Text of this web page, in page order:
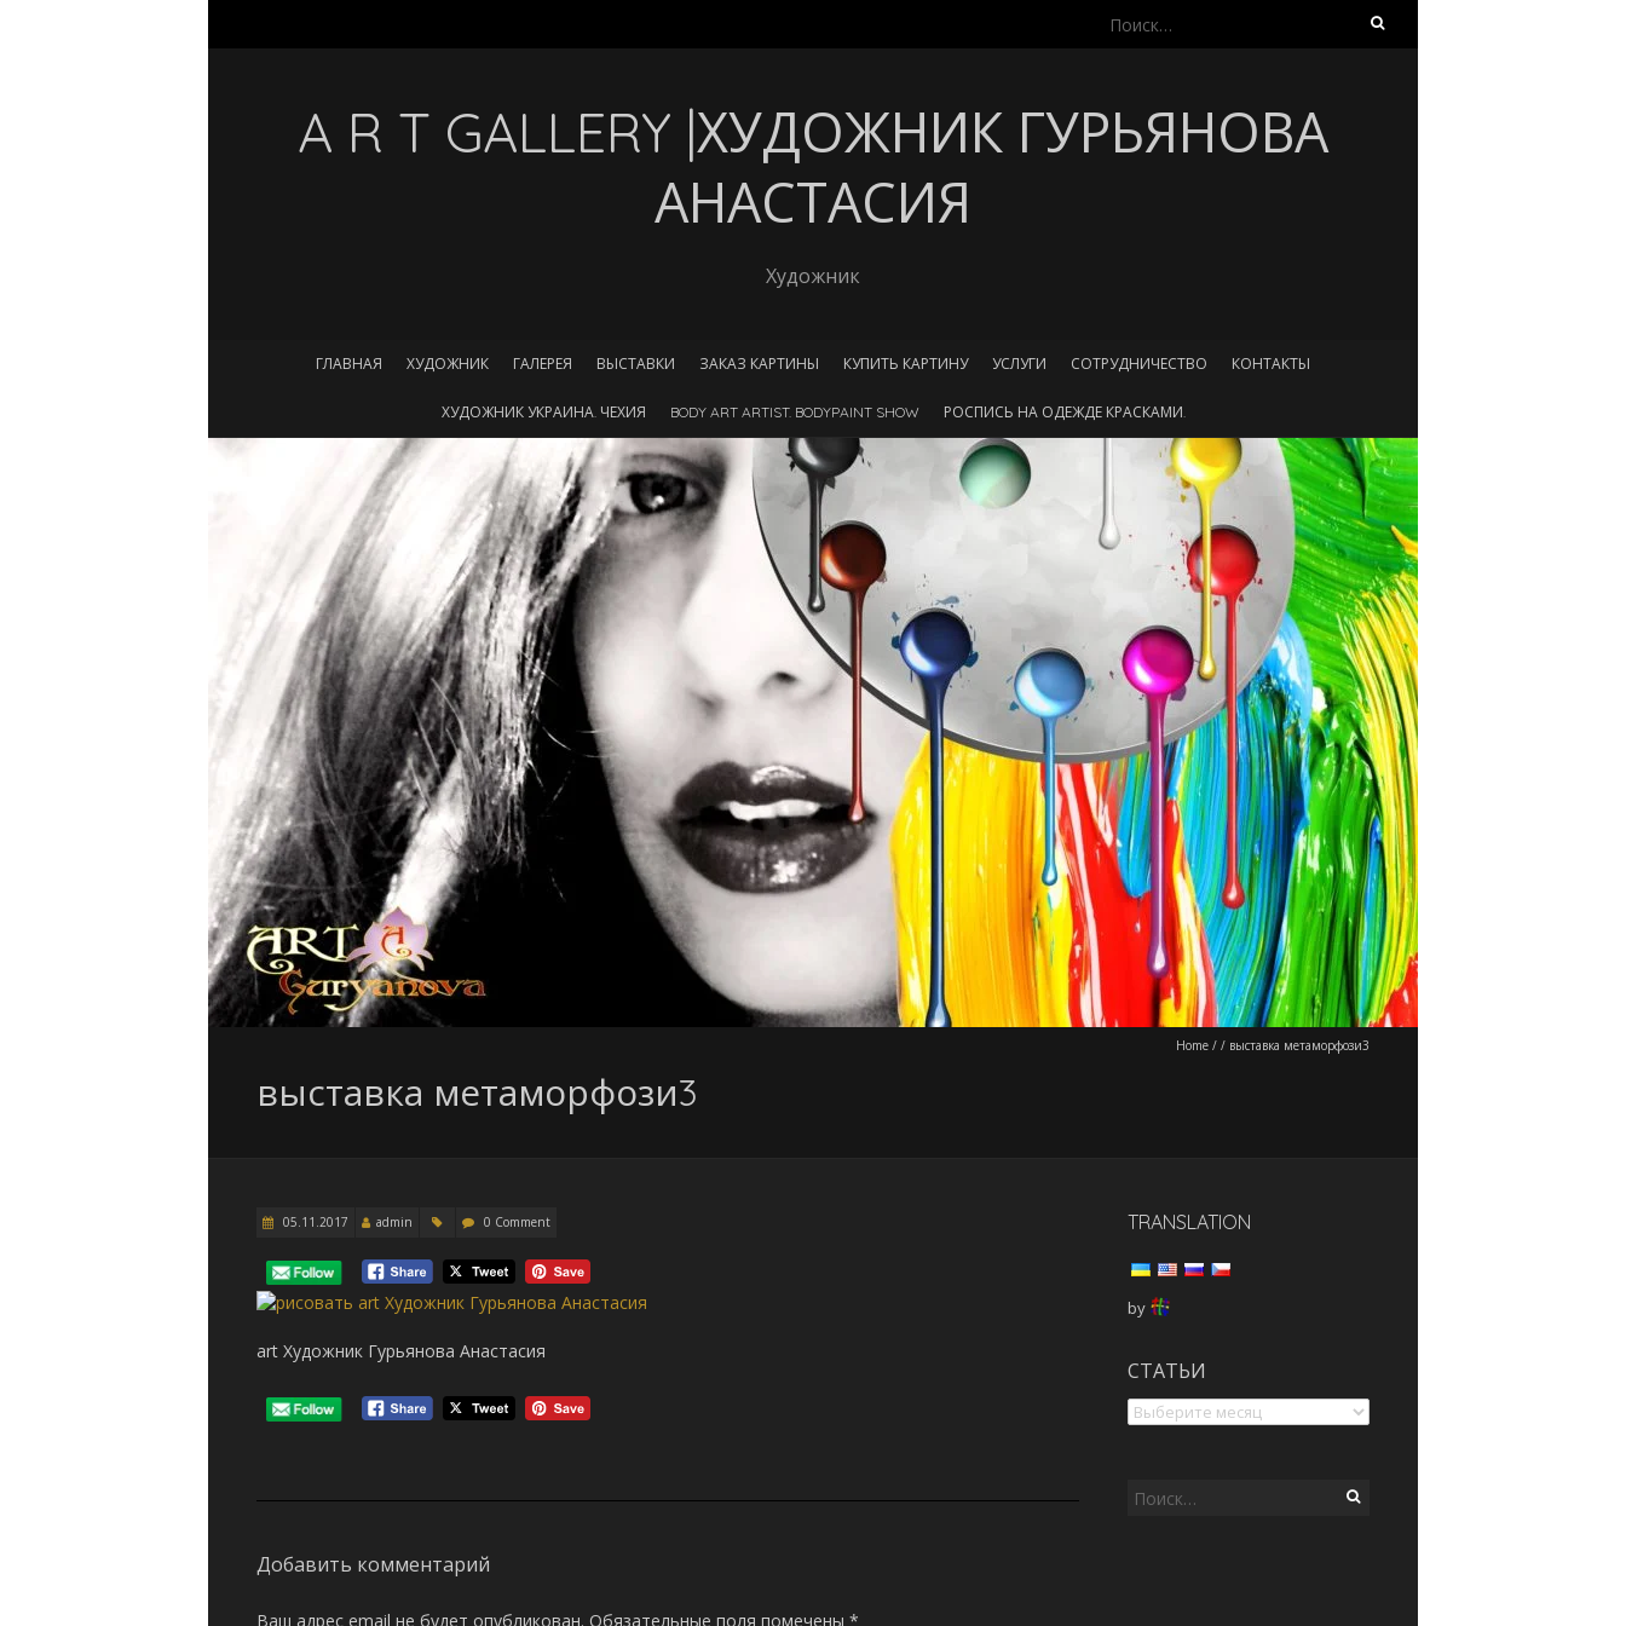
Найти:
A R T GALLERY |ХУДОЖНИК ГУРЬЯНОВА
АНАСТАСИЯ
Художник
ГЛАВНАЯ ХУДОЖНИК ГАЛЕРЕЯ ВЫСТАВКИ ЗАКАЗ КАРТИНЫ КУПИТЬ КАРТИНУ УСЛУГИ СОТРУДНИЧЕСТВО КОНТАКТЫ
ХУДОЖНИК УКРАИНА. ЧЕХИЯ BODY ART ARTIST. BODYPAINT SHOW РОСПИСЬ НА ОДЕЖДЕ КРАСКАМИ.
Home / / выставка метаморфози3
выставка метаморфози3
05.11.2017 admin 0 Comment
art Художник Гурьянова Анастасия
Добавить комментарий
Ваш адрес email не будет опубликован. Обязательные поля помечены *
TRANSLATION
by
СТАТЬИ
статьи
Найти: